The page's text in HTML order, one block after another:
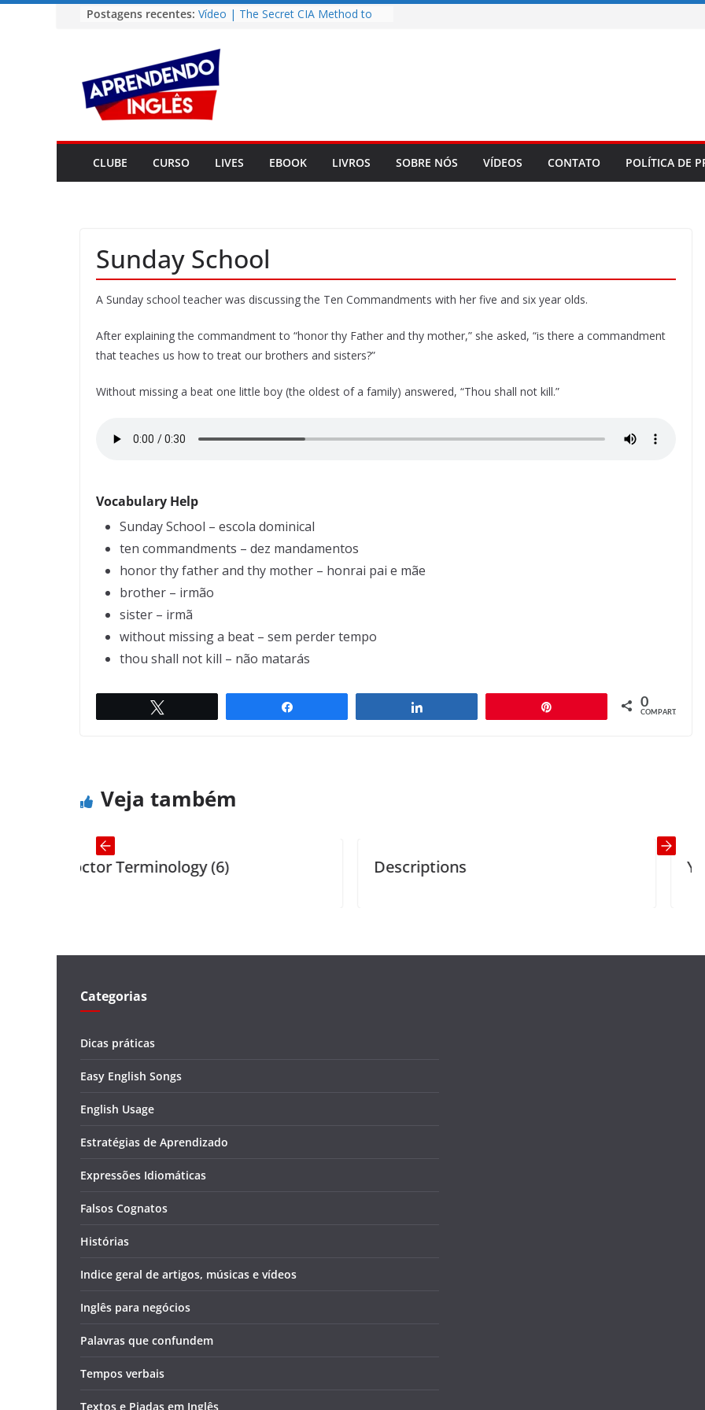
conteúdo
Postagens recentes: Vídeo | The Secret CIA Method to
Vídeo | How I m using NotebookLM
to power up my language learning
Vídeo | Do imaginary friends make
you smarter?
Story | Brasília: The City That Rose
from the Wilderness
Easy English Song | Somewhere
Over the Rainbow (Israel
Kamakawiwo’ole)
CLUBE CURSO LIVES EBOOK LIVROS SOBRE NÓS VÍDEOS CONTATO POLÍTICA DE
Sunday School
A Sunday school teacher was discussing the Ten Commandments with her five and six year olds.
After explaining the commandment to “honor thy Father and thy mother,” she asked, “is there a commandment
that teaches us how to treat our brothers and sisters?”
Without missing a beat one little boy (the oldest of a family) answered, “Thou shall not kill.”
Vocabulary Help
Sunday School – escola dominical
ten commandments – dez mandamentos
honor thy father and thy mother – honrai pai e mãe
brother – irmão
sister – irmã
without missing a beat – sem perder tempo
thou shall not kill – não matarás
0
COMPART.
Veja também
Terminology (6) You have 24
Categorias
Dicas práticas
Easy English Songs
English Usage
Estratégias de Aprendizado
Expressões Idiomáticas
Falsos Cognatos
Histórias
Indice geral de artigos, músicas e vídeos
Inglês para negócios
Palavras que confundem
Tempos verbais
Textos e Piadas em Inglês